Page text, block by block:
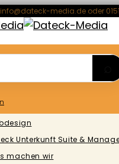
media.de oder
Unterkunft Suite &
machen wir